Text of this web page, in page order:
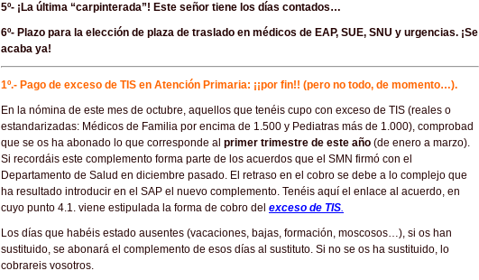
5º- ¡La última “carpinterada”! Este señor tiene los días contados…
6º- Plazo para la elección de plaza de traslado en médicos de EAP, SUE, SNU y urgencias. ¡Se
acaba ya!
1º.- Pago de exceso de TIS en Atención Primaria: ¡¡por fin!! (pero no todo, de momento…).
En la nómina de este mes de octubre, aquellos que tenéis cupo con exceso de TIS (reales o
estandarizadas: Médicos de Familia por encima de 1.500 y Pediatras más de 1.000), comprobad
que se os ha abonado lo que corresponde al primer trimestre de este año (de enero a marzo).
Si recordáis este complemento forma parte de los acuerdos que el SMN firmó con el
Departamento de Salud en diciembre pasado. El retraso en el cobro se debe a lo complejo que
ha resultado introducir en el SAP el nuevo complemento. Tenéis aquí el enlace al acuerdo, en
cuyo punto 4.1. viene estipulada la forma de cobro del exceso de TIS.
Los días que habéis estado ausentes (vacaciones, bajas, formación, moscosos…), si os han
sustituido, se abonará el complemento de esos días al sustituto. Si no se os ha sustituido, lo
cobrareis vosotros.